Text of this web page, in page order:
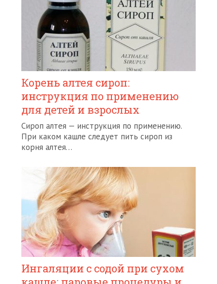
Корень алтея сироп:
инструкция по применению
для детей и взрослых
Сироп алтея — инструкция по применению.
При каком кашле следует пить сироп из
корня алтея…
Ингаляции с содой при сухом